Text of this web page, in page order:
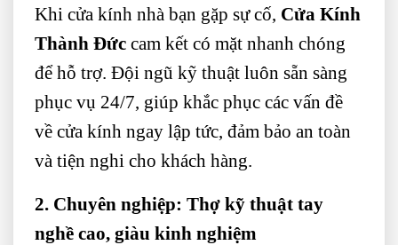
Khi cửa kính nhà bạn gặp sự cố, Cửa Kính
Thành Đức cam kết có mặt nhanh chóng
để hỗ trợ. Đội ngũ kỹ thuật luôn sẵn sàng
phục vụ 24/7, giúp khắc phục các vấn đề
về cửa kính ngay lập tức, đảm bảo an toàn
và tiện nghi cho khách hàng.
2. Chuyên nghiệp: Thợ kỹ thuật tay
nghề cao, giàu kinh nghiệm